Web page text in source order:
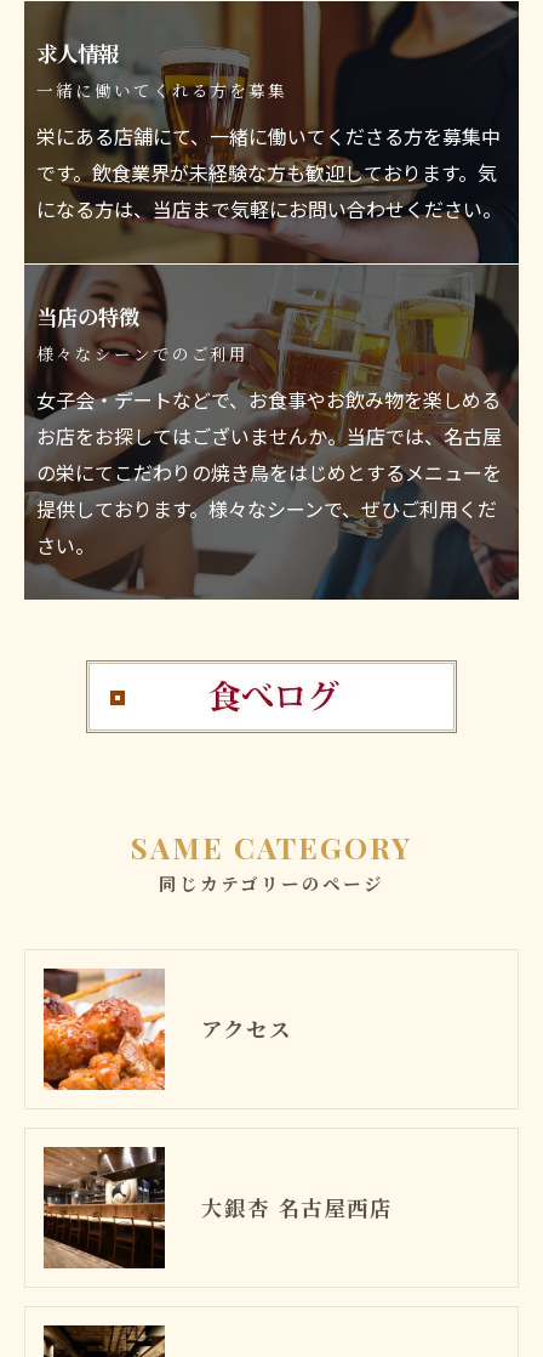
求人情報
一緒に働いてくれる方を募集
栄にある店舗にて、一緒に働いてくださる方を募集中
です。飲食業界が未経験な方も歓迎しております。気
になる方は、当店まで気軽にお問い合わせください。
当店の特徴
様々なシーンでのご利用
女子会・デートなどで、お食事やお飲み物を楽しめる
お店をお探してはございませんか。当店では、名古屋
の栄にてこだわりの焼き鳥をはじめとするメニューを
提供しております。様々なシーンで、ぜひご利用くだ
さい。
同じカテゴリーのページ
SAME CATEGORY
アクセス
大銀杏 名古屋西店